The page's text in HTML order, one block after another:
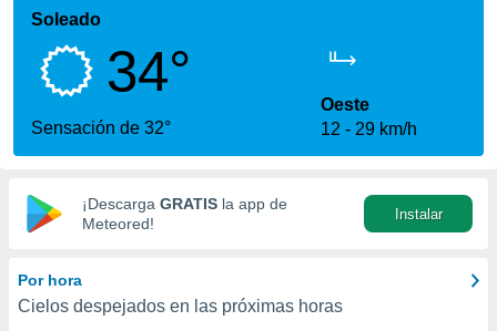
ha
calidad.
a este
las
y
digital
basada
Soleado
34°
Sensación de 32°
Oeste
12
29 km/h
¡Descarga GRATIS la app de
Meteored!
Instalar
Por hora
Cielos despejados en las próximas horas